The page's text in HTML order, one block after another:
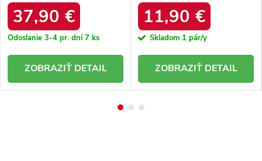
37,90 €
Odoslanie 3-4 pr. dní7 ks
DETAIL
11,90 €
Skladom 1 pár/y
DETAIL